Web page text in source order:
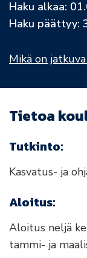
Haku alkaa:
Haku päättyy:
Mikä on
Tietoa
Tutkinto:
Kasvatus- ja
Aloitus:
Aloitus neljä
tammi- ja